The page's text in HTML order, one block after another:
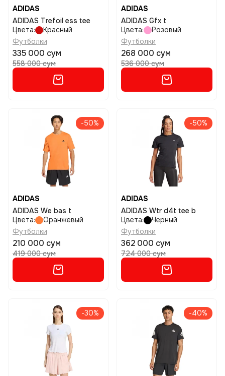
ADIDAS
ADIDAS Trefoil ess tee
Цвета:
Красный
Футболки
335 000 сум
558 000 сум
ADIDAS
ADIDAS Gfx t
Цвета:
Розовый
Футболки
268 000 сум
536 000 сум
-50%
ADIDAS
ADIDAS We bas t
Цвета:
Оранжевый
Футболки
210 000 сум
419 000 сум
-50%
ADIDAS
ADIDAS Wtr d4t tee b
Цвета:
Черный
Футболки
362 000 сум
724 000 сум
-30% -40%